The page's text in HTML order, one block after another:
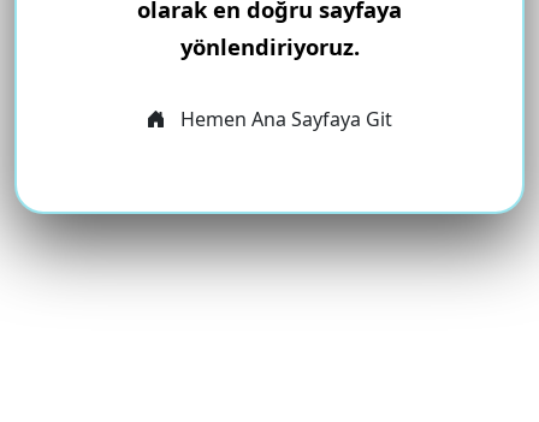
olarak en doğru sayfaya
yönlendiriyoruz.
Hemen Ana Sayfaya Git